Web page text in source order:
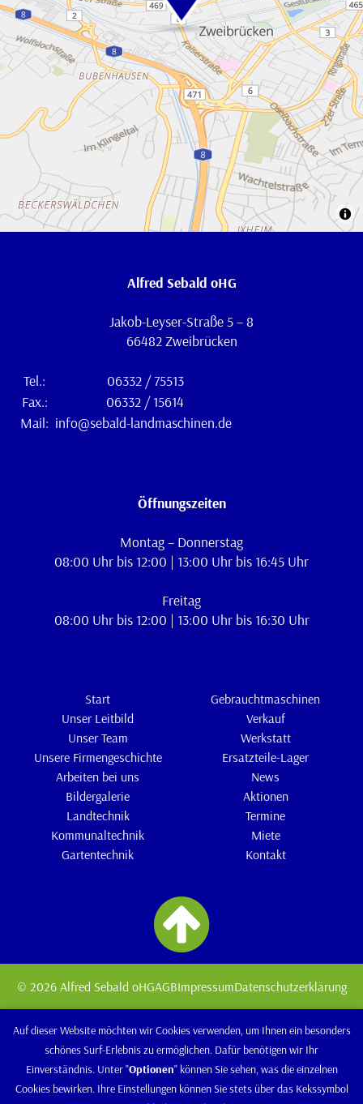
Alfred Sebald oHG
Jakob-Leyser-Straße 5 – 8
66482 Zweibrücken
Tel.:
06332 / 75513
Fax.:
06332 / 15614
Mail: info@sebald-landmaschinen.de
Öffnungszeiten
Montag – Donnerstag
08:00 Uhr bis 12:00 | 13:00 Uhr bis 16:45 Uhr
Freitag
08:00 Uhr bis 12:00 | 13:00 Uhr bis 16:30 Uhr
Start
Unser Leitbild
Unser Team
Unsere Firmengeschichte
Arbeiten bei uns
Bildergalerie
Landtechnik
Kommunaltechnik
Gartentechnik
Gebrauchtmaschinen
Verkauf
Werkstatt
Ersatzteile-Lager
News
Aktionen
Termine
Miete
Kontakt
© 2026 Alfred Sebald oHGAGBImpressumDatenschutzerklärung
Auf dieser Website möchten wir Cookies verwenden, um Ihnen ein besonders
schönes Surf-Erlebnis zu ermöglichen. Dafür benötigen wir Ihr
Einverständnis. Unter "Optionen" können Sie sehen, was die einzelnen
Cookies bewirken. Ihre Einstellungen können Sie stets über das Kekssymbol